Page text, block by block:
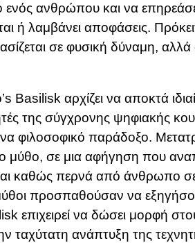
ενός ανθρώπου και να
ή λαμβάνει αποφάσεις.
σε φυσική δύναμη,
Basilisk αρχίζει να αποκτά
της σύγχρονης ψηφιακής
φιλοσοφικό παράδοξο.
μύθο, σε μια αφήγηση που
καθώς περνά από άνθρωπο
προσπαθούσαν να
επιχειρεί να δώσει μορφή
ταχύτατη ανάπτυξη της